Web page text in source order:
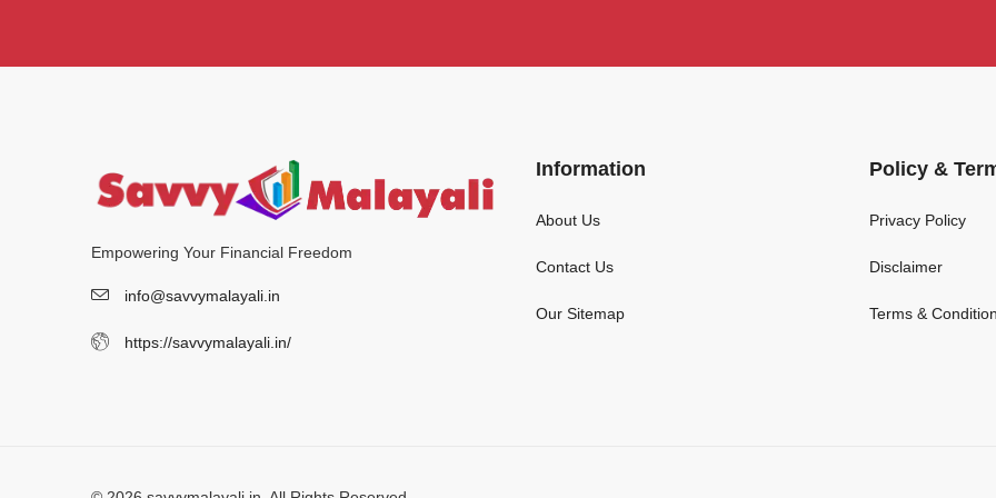
Empowering Your Financial Freedom
info@savvymalayali.in
https://savvymalayali.in/
Information
About Us
Contact Us
Our Sitemap
Policy &
Privacy Policy
Disclaimer
Terms &